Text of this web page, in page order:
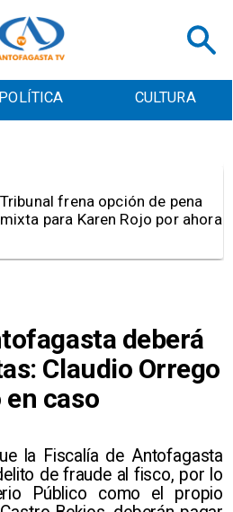
POLÍTICA CULTURA
deberá
Claudio Orrego
en caso
la Fiscalía de Antofagasta
de fraude al fisco, por lo
Público como el propio
denuncias por muerte de
ballena en Mejillones y maltrato